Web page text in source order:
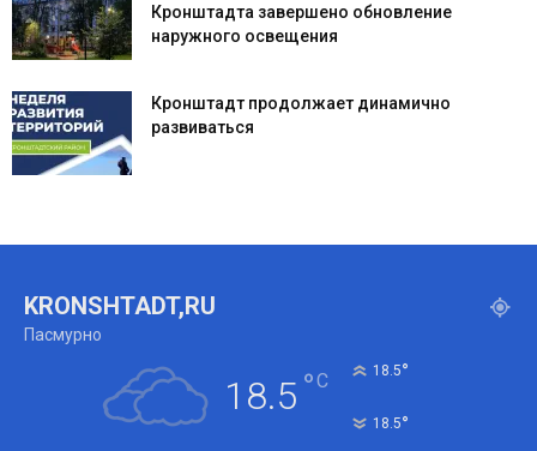
Кронштадта завершено обновление
наружного освещения
Кронштадт продолжает динамично
развиваться
KRONSHTADT,RU
Пасмурно
18.5 °C 18.5°
18.5°